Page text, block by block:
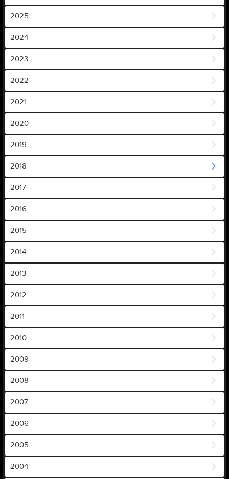
2025
2024
2023
2022
2021
2020
2019
2018
2017
2016
2015
2014
2013
2012
2011
2010
2009
2008
2007
2006
2005
2004